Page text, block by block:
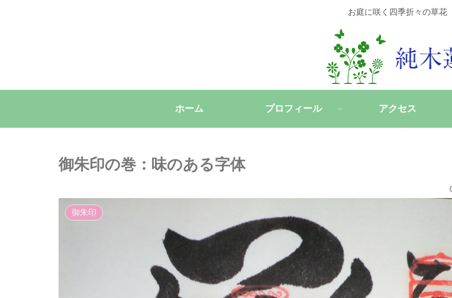
お庭に咲く四季折々の草花
ホーム プロフィール アクセス
御朱印の巻：味のある字体
御朱印